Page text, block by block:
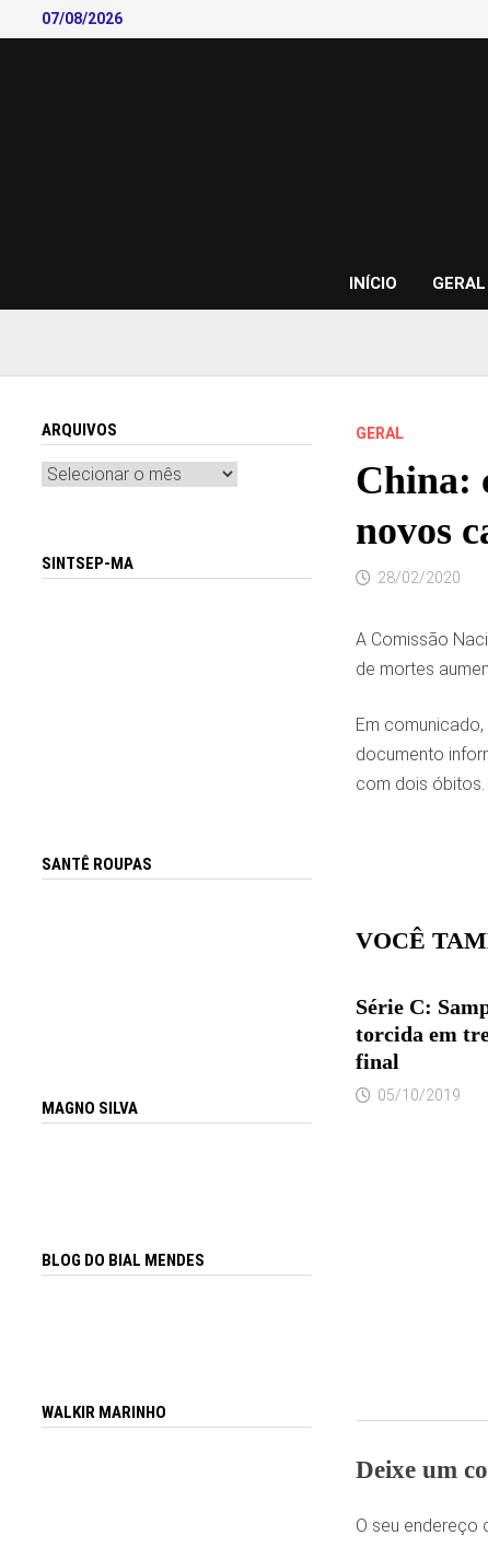
to
07/08/2026
INÍCIO GERAL
GERAL
China:
novos
28/02/2020
A Comissão
de mortes
Em
documento
com dois óbitos.
VOCÊ
Série C:
torcida em
final
05/10/2019
Deixe um
O seu endereço
ARQUIVOS
Arquivos
SINTSEP-MA
SANTÊ ROUPAS
MAGNO SILVA
BLOG DO BIAL MENDES
WALKIR MARINHO